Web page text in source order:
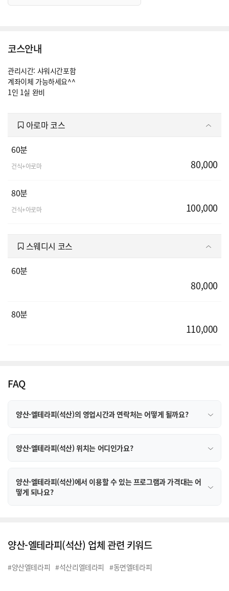
코스안내
관리시간: 샤워시간포함
계좌이체 가능하세요^^
1인 1실 완비
아로마 코스
60분
건식+아로마 80,000
80분
건식+아로마 100,000
스웨디시 코스
60분
80,000
80분
110,000
FAQ
양산-엘테라피(석산)의 영업시간과 연락처는 어떻게 될까요?
양산-엘테라피(석산) 위치는 어디인가요?
양산-엘테라피(석산)에서 이용할 수 있는 프로그램과 가격대는 어
떻게 되나요?
양산-엘테라피(석산) 업체 관련 키워드
#양산엘테라피 #석산리엘테라피 #동면엘테라피